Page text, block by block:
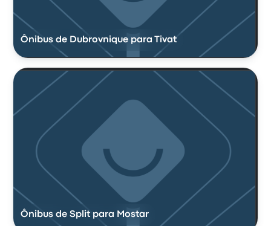
Ônibus de Dubrovnique para Tivat
Ônibus de Split para Mostar